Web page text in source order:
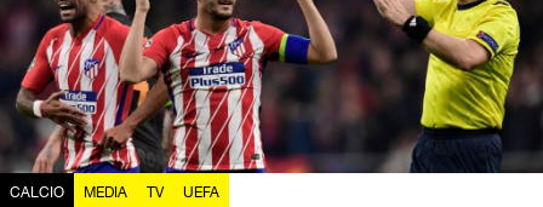
CALCIO MEDIA TV UEFA